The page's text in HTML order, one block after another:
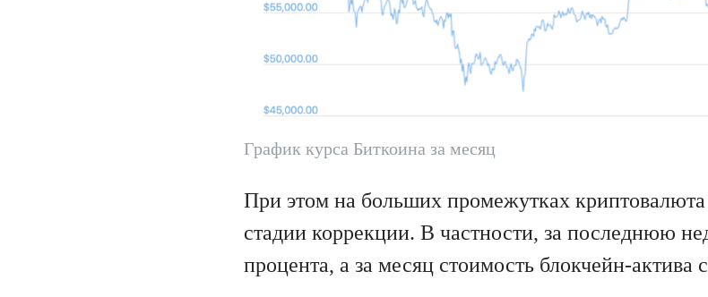
График курса Биткоина за месяц
При этом на больших промежутках криптовалюта
стадии коррекции. В частности, за последнюю
процента, а за месяц стоимость блокчейн-актива